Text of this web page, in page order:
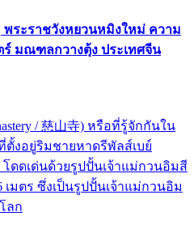
| พระราชวังหยวนหมิงใหม่ ความ
มณฑลกวางตุ้ง ประเทศจีน
/ 慈山寺) หรือที่รู้จักกันใน
งอยู่ริมชายหาดรีพัลส์เบย์
โดดเด่นด้วยรูปปั้นเจ้าแม่กวนอิมสี
มตร ซึ่งเป็นรูปปั้นเจ้าแม่กวนอิม
ลก